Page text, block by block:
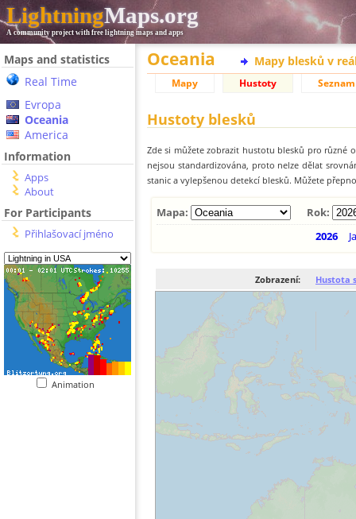
LightningMaps.org
A community project with free lightning maps and apps
Maps and statistics
Real Time
Evropa
Oceania
America
Information
Apps
About
For Participants
Přihlašovací jméno
Animation
Oceania Mapy blesků v
Mapy Hustoty Seznam
Hustoty blesků
Zde si můžete zobrazit hustotu blesků pro různé
nejsou standardizována, proto nelze dělat
stanic a vylepšenou detekcí blesků. Můžete
Mapa:
Rok:
2026
Zobrazení: Hustota